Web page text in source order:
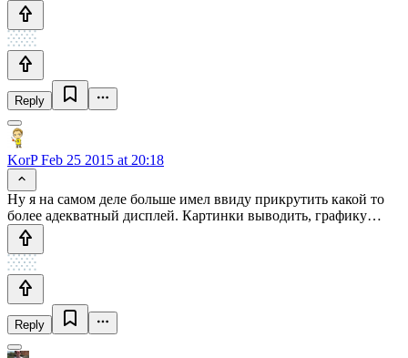
Reply
KorPFeb 25 2015 at 20:18
Ну я на самом деле больше имел ввиду прикрутить какой то
более адекватный дисплей. Картинки выводить, графику…
Reply